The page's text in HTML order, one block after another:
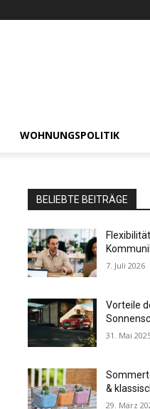
WOHNUNGSPOLITIK
BELIEBTE BEITRÄGE
7. Juli 2026
Vorteile
31. Mai
&
29. März